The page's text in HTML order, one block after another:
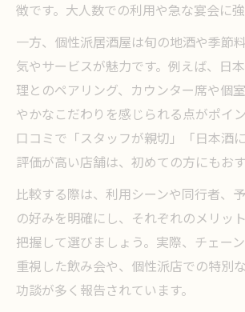
徴です。大人数での利用や急な宴会に強
一方、個性派居酒屋は旬の地酒や季節
気やサービスが魅力です。例えば、日
理とのペアリング、カウンター席や個
やかなこだわりを感じられる点がポイ
口コミで「スタッフが親切」「日本酒
評価が高い店舗は、初めての方にもおす
比較する際は、利用シーンや同行者、
の好みを明確にし、それぞれのメリッ
把握して選びましょう。実際、チェー
重視した飲み会や、個性派店での特別
功談が多く報告されています。